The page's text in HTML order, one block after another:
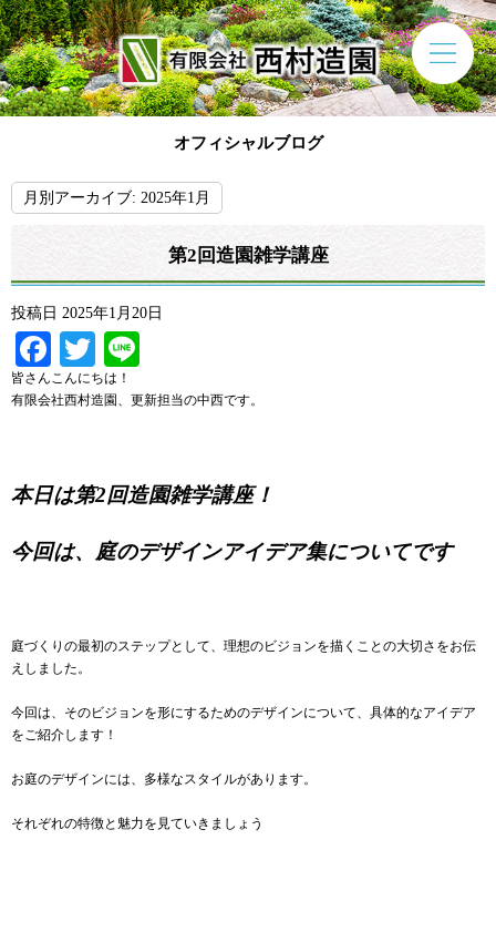
オフィシャルブログ
月別アーカイブ: 2025年1月
第2回造園雑学講座
投稿日 2025年1月20日
Facebook
Twitter
皆さんこんにちは！
有限会社西村造園、更新担当の中西です。
本日は第2回造園雑学講座！
今回は、庭のデザインアイデア集についてです
庭づくりの最初のステップとして、理想のビジョンを描くことの大切さをお伝
えしました。
今回は、そのビジョンを形にするためのデザインについて、具体的なアイデア
をご紹介します！
お庭のデザインには、多様なスタイルがあります。
それぞれの特徴と魅力を見ていきましょう